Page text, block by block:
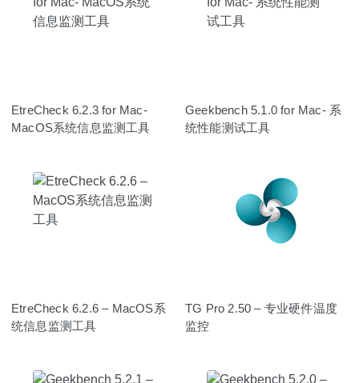
EtreCheck 6.2.3 for Mac-
MacOS系统信息监测工具
Geekbench 5.1.0 for Mac- 系
统性能测试工具
EtreCheck 6.2.6 – MacOS系
统信息监测工具
TG Pro 2.50 – 专业硬件温度
监控